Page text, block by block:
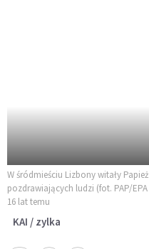
W śródmieściu Lizbony witały
pozdrawiających ludzi (fot. PAP/
16 lat temu
KAI / zylka